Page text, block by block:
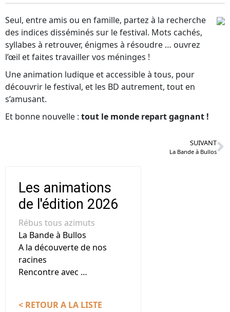
Seul, entre amis ou en famille, partez à la recherche
des indices disséminés sur le festival. Mots cachés,
syllabes à retrouver, énigmes à résoudre … ouvrez
l’œil et faites travailler vos méninges !
Une animation ludique et accessible à tous, pour
découvrir le festival, et les BD autrement, tout en
s’amusant.
Et bonne nouvelle : tout le monde repart gagnant !
SUIVANT
La Bande à Bullos
Les animations
de l'édition 2026
Rébus tous azimuts
La Bande à Bullos
A la découverte de nos
racines
Rencontre avec …
< RETOUR A LA LISTE